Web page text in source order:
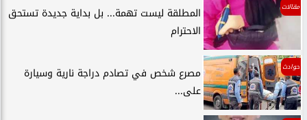
مقالات
المطلقة ليست تهمة... بل بداية جديدة تستحق
الاحترام
حوادث
مصرع شخص في تصادم دراجة نارية وسيارة
على...